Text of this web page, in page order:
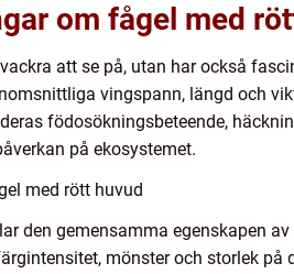
om fågel med
att se på, utan har också
vingspann, längd och
födosökningsbeteende,
på ekosystemet.
med rött huvud
den gemensamma egenskapen
mönster och storlek